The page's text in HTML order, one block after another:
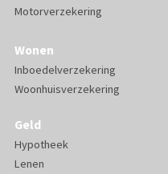
Motorverzekering
Wonen
Inboedelverzekering
Woonhuisverzekering
Geld
Hypotheek
Lenen